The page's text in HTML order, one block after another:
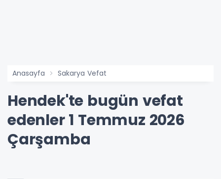
Anasayfa Sakarya Vefat
Hendek'te bugün vefat
edenler 1 Temmuz 2026
Çarşamba